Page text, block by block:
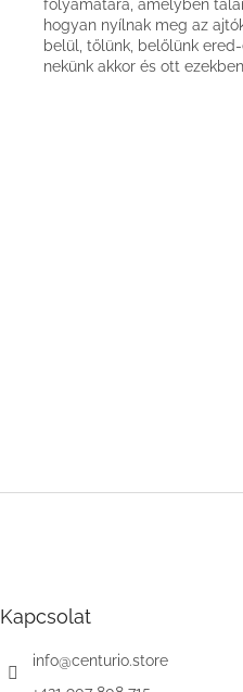
folyamatára, amelyben
hogyan nyílnak meg az
belül, tőlünk, belőlünk
nekünk akkor és ott
Kapcsolat
info@centurio.store